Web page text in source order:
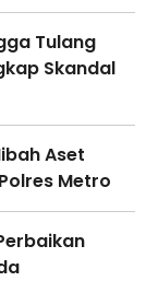
Tulang
Skandal
Aset
Metro